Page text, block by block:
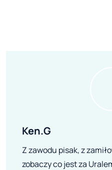
Ken.G
Z zawodu pisak, z
zobaczy co jest za